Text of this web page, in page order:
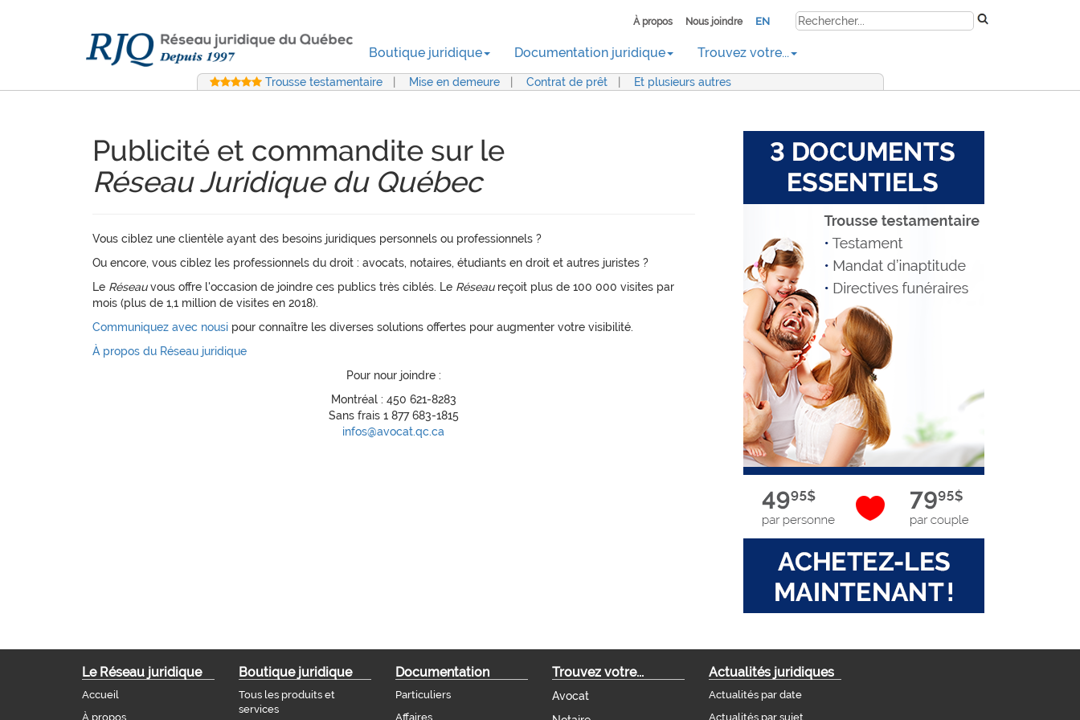
À propos Nous joindre EN
Boutique juridique Documentation juridique Trouvez votre...
Trousse testamentaire Mise en demeure Contrat de prêt Et plusieurs autres
Publicité et commandite sur le
Réseau Juridique du Québec
Vous ciblez une clientèle ayant des besoins juridiques personnels ou professionnels ?
Ou encore, vous ciblez les professionnels du droit : avocats, notaires, étudiants en droit et autres juristes ?
Le Réseauvous offre l'occasion de joindre ces publics très ciblés. Le Réseaureçoit plus de 100 000 visites par
mois (plus de 1,1 million de visites en 2018).
Communiquez avec nousipour connaître les diverses solutions offertes pour augmenter votre visibilité.
À propos du Réseau juridique
Pour nour joindre :
Montréal : 450 621-8283
Sans frais 1 877 683-1815
infos@avocat.qc.ca
Le Réseau juridique
Accueil
À propos
Boutique juridique
Tous les produits et
services
Documentation
Particuliers
Affaires
Trouvez votre...
Avocat
Actualités juridiques
Actualités par date
Actualités par sujet